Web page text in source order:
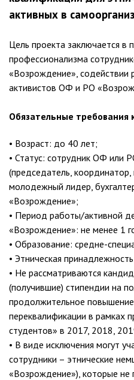
активных в
Цель проекта заключается в
профессионализма
«Возрождение», содействии
активистов ОФ и РО
Обязательные требования
• Возраст: до 40 лет;
• Статус: сотрудник ОФ или
(председатель,
молодежный лидер,
«Возрождение»;
• Период работы/активной
«Возрождение»: не менее 1
• Образование: средне-
• Этническая
• Не рассматриваются
(получившие) стипендии на
продолжительное
переквалификации в рамках
студентов» в 2017, 2018,
• В виде исключения могут
сотрудники – этнические
«Возрождение»), которые не